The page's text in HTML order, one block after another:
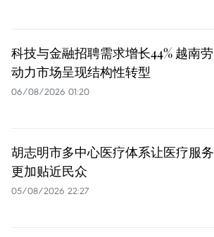
科技与金融招聘需求增长44% 越南劳
动力市场呈现结构性转型
06/08/2026 01:20
胡志明市多中心医疗体系让医疗服务
更加贴近民众
05/08/2026 22:27